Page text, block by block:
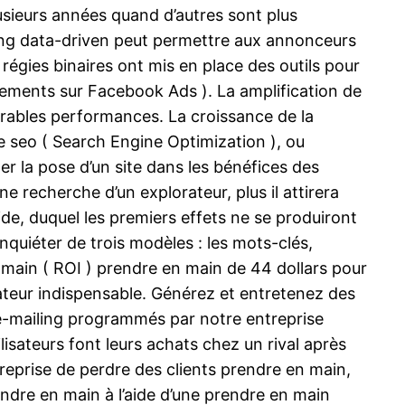
années quand d’autres sont plus
data-driven peut permettre aux annonceurs
binaires ont mis en place des outils pour
sur Facebook Ads ). La amplification de
performances. La croissance de la
( Search Engine Optimization ), ou
la pose d’un site dans les bénéfices des
recherche d’un explorateur, plus il attirera
duquel les premiers effets ne se produiront
de trois modèles : les mots-clés,
( ROI ) prendre en main de 44 dollars pour
indispensable. Générez et entretenez des
mailing programmés par notre entreprise
font leurs achats chez un rival après
de perdre des clients prendre en main,
en main à l’aide d’une prendre en main